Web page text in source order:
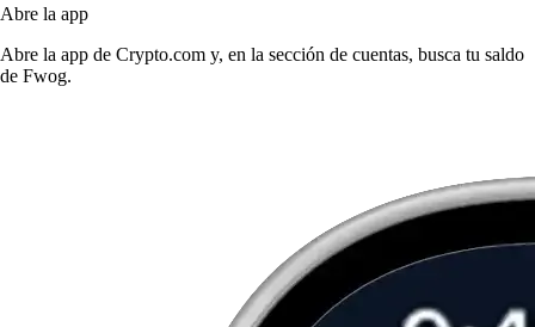
Abre la app
Abre la app de Crypto.com y, en la sección de cuentas, busca tu saldo
de Fwog.